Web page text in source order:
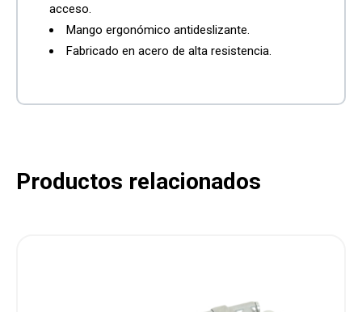
acceso.
Mango ergonómico antideslizante.
Fabricado en acero de alta resistencia.
Productos relacionados